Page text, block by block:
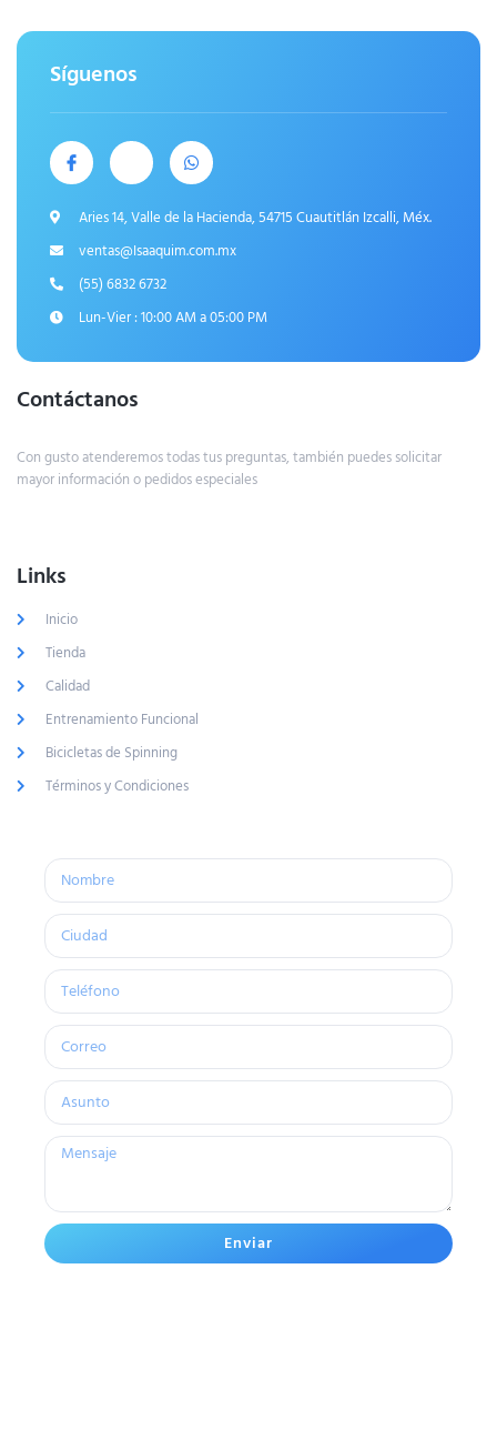
Síguenos
Aries 14, Valle de la Hacienda, 54715 Cuautitlán Izcalli, Méx.
ventas@Isaaquim.com.mx
(55) 6832 6732
Lun-Vier : 10:00 AM a 05:00 PM
Contáctanos
Con gusto atenderemos todas tus preguntas, también puedes solicitar
mayor información o pedidos especiales
Links
Inicio
Tienda
Calidad
Entrenamiento Funcional
Bicicletas de Spinning
Términos y Condiciones
Enviar